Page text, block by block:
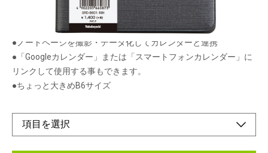
●カレンダーを撮影して管理！
●ノートページを撮影・データ化してカレンダーと連携
●「Googleカレンダー」または「スマートフォンカレンダー」に
リンクして使用する事もできます。
●ちょっと大きめB6サイズ